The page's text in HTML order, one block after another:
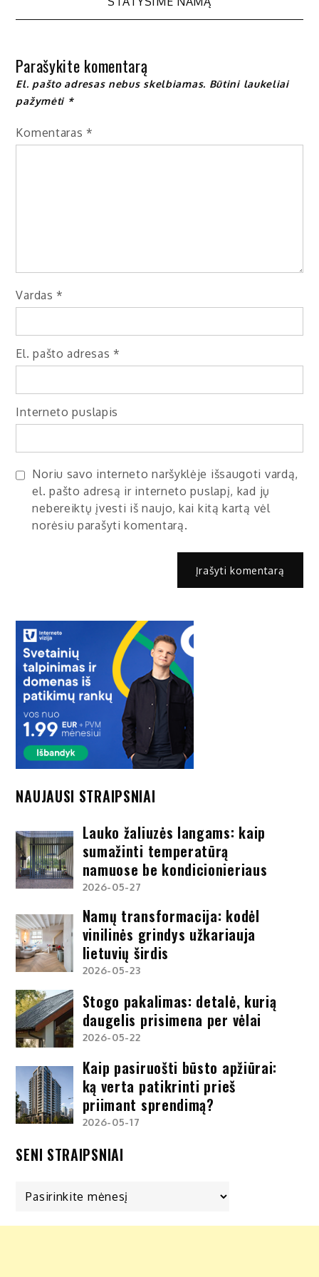
tarp
įrašų
Parašykite komentarą
El. pašto adresas nebus skelbiamas. Būtini laukeliai
pažymėti *
Komentaras *
Vardas *
El. pašto adresas *
Interneto puslapis
Noriu savo interneto naršyklėje išsaugoti vardą,
el. pašto adresą ir interneto puslapį, kad jų
nebereiktų įvesti iš naujo, kai kitą kartą vėl
norėsiu parašyti komentarą.
NAUJAUSI STRAIPSNIAI
Lauko žaliuzės langams: kaip
sumažinti temperatūrą
namuose be kondicionieriaus
2026-05-27
Namų transformacija: kodėl
vinilinės grindys užkariauja
lietuvių širdis
2026-05-23
Stogo pakalimas: detalė, kurią
daugelis prisimena per vėlai
2026-05-22
Kaip pasiruošti būsto apžiūrai:
ką verta patikrinti prieš
priimant sprendimą?
2026-05-17
SENI STRAIPSNIAI